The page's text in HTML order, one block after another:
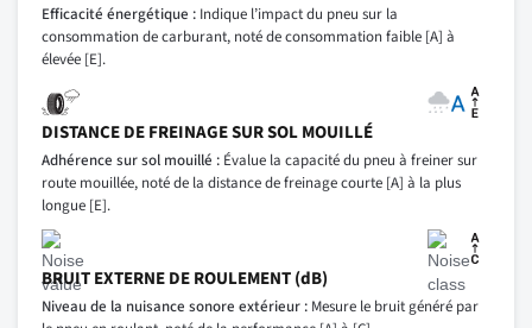
Efficacité énergétique : Indique l’impact du pneu sur la
consommation de carburant, noté de consommation faible [A] à
élevée [E].
DISTANCE DE FREINAGE SUR SOL MOUILLÉ
Adhérence sur sol mouillé : Évalue la capacité du pneu à freiner sur
route mouillée, noté de la distance de freinage courte [A] à la plus
longue [E].
BRUIT EXTERNE DE ROULEMENT (dB)
Niveau de la nuisance sonore extérieur : Mesure le bruit généré par